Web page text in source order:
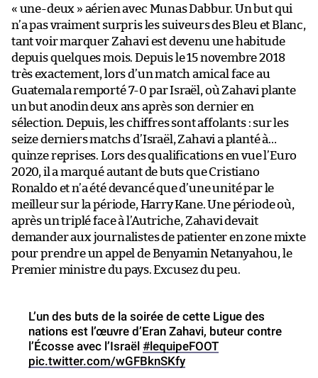
« une-deux » aérien avec Munas Dabbur. Un but qui
n’a pas vraiment surpris les suiveurs des Bleu et Blanc,
tant voir marquer Zahavi est devenu une habitude
depuis quelques mois. Depuis le 15 novembre 2018
très exactement, lors d’un match amical face au
Guatemala remporté 7-0 par Israël, où Zahavi plante
un but anodin deux ans après son dernier en
sélection. Depuis, les chiffres sont affolants : sur les
seize derniers matchs d’Israël, Zahavi a planté à…
quinze reprises. Lors des qualifications en vue l’Euro
2020, il a marqué autant de buts que Cristiano
Ronaldo et n’a été devancé que d’une unité par le
meilleur sur la période, Harry Kane. Une période où,
après un triplé face à l’Autriche, Zahavi devait
demander aux journalistes de patienter en zone mixte
pour prendre un appel de Benyamin Netanyahou, le
Premier ministre du pays. Excusez du peu.
L’un des buts de la soirée de cette Ligue des
nations est l’œuvre d’Eran Zahavi, buteur contre
l’Écosse avec l’Israël #lequipeFOOT
pic.twitter.com/wGFBknSKfy